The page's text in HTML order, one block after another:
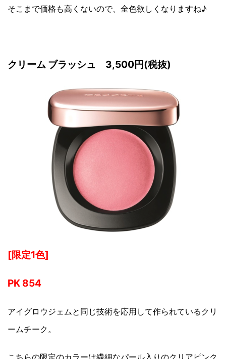
そこまで価格も高くないので、全色欲しくなりますね♪
クリーム ブラッシュ 3,500円(税抜)
[限定1色]
PK 854
アイグロウジェムと同じ技術を応用して作られているクリ
ームチーク。
こちらの限定のカラーは繊細なパール入りのクリアピンク